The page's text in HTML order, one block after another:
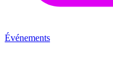
Événements